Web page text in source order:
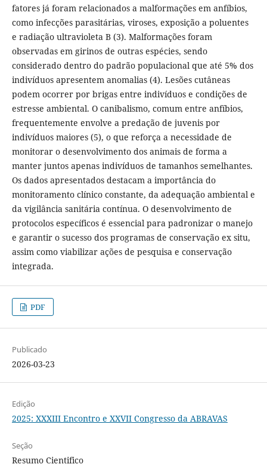
fatores já foram relacionados a malformações em anfíbios,
como infecções parasitárias, viroses, exposição a poluentes
e radiação ultravioleta B (3). Malformações foram
observadas em girinos de outras espécies, sendo
considerado dentro do padrão populacional que até 5% dos
indivíduos apresentem anomalias (4). Lesões cutâneas
podem ocorrer por brigas entre indivíduos e condições de
estresse ambiental. O canibalismo, comum entre anfíbios,
frequentemente envolve a predação de juvenis por
indivíduos maiores (5), o que reforça a necessidade de
monitorar o desenvolvimento dos animais de forma a
manter juntos apenas indivíduos de tamanhos semelhantes.
Os dados apresentados destacam a importância do
monitoramento clínico constante, da adequação ambiental e
da vigilância sanitária contínua. O desenvolvimento de
protocolos específicos é essencial para padronizar o manejo
e garantir o sucesso dos programas de conservação ex situ,
assim como viabilizar ações de pesquisa e conservação
integrada.
PDF
Publicado
2026-03-23
Edição
2025: XXXIII Encontro e XXVII Congresso da ABRAVAS
Seção
Resumo Cientifico